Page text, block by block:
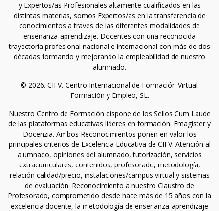
y Expertos/as Profesionales altamente cualificados en las
distintas materias, somos Expertos/as en la transferencia de
conocimientos a través de las diferentes modalidades de
enseñanza-aprendizaje. Docentes con una reconocida
trayectoria profesional nacional e internacional con más de dos
décadas formando y mejorando la empleabilidad de nuestro
alumnado.
© 2026. CIFV.-Centro Internacional de Formación Virtual.
Formación y Empleo, SL.
Nuestro Centro de Formación dispone de los Sellos Cum Laude
de las plataformas educativas líderes en formación: Emagister y
Docenzia. Ambos Reconocimientos ponen en valor los
principales criterios de Excelencia Educativa de CIFV: Atención al
alumnado, opiniones del alumnado, tutorización, servicios
extracurriculares, contenidos, profesorado, metodología,
relación calidad/precio, instalaciones/campus virtual y sistemas
de evaluación. Reconocimiento a nuestro Claustro de
Profesorado, comprometido desde hace más de 15 años con la
excelencia docente, la metodología de enseñanza-aprendizaje